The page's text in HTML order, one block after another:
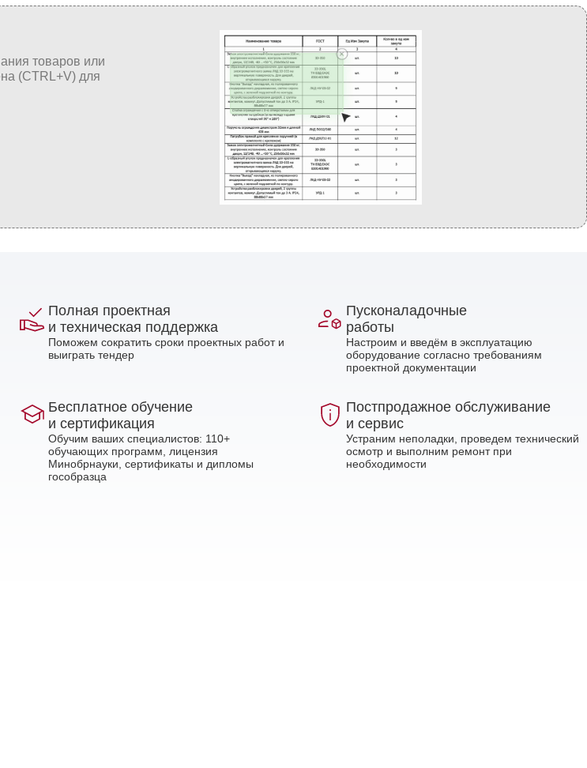
Полная проектная
и техническая поддержка
Поможем сократить сроки проектных работ и
выиграть тендер
Пусконаладочные
работы
Настроим и введём в эксплуатацию
оборудование согласно требованиям
проектной документации
Бесплатное обучение
и сертификация
Обучим ваших специалистов: 110+
обучающих программ, лицензия
Минобрнауки, сертификаты и дипломы
гособразца
Постпродажное обслуживание
и сервис
Устраним неполадки, проведем технический
осмотр и выполним ремонт при
необходимости